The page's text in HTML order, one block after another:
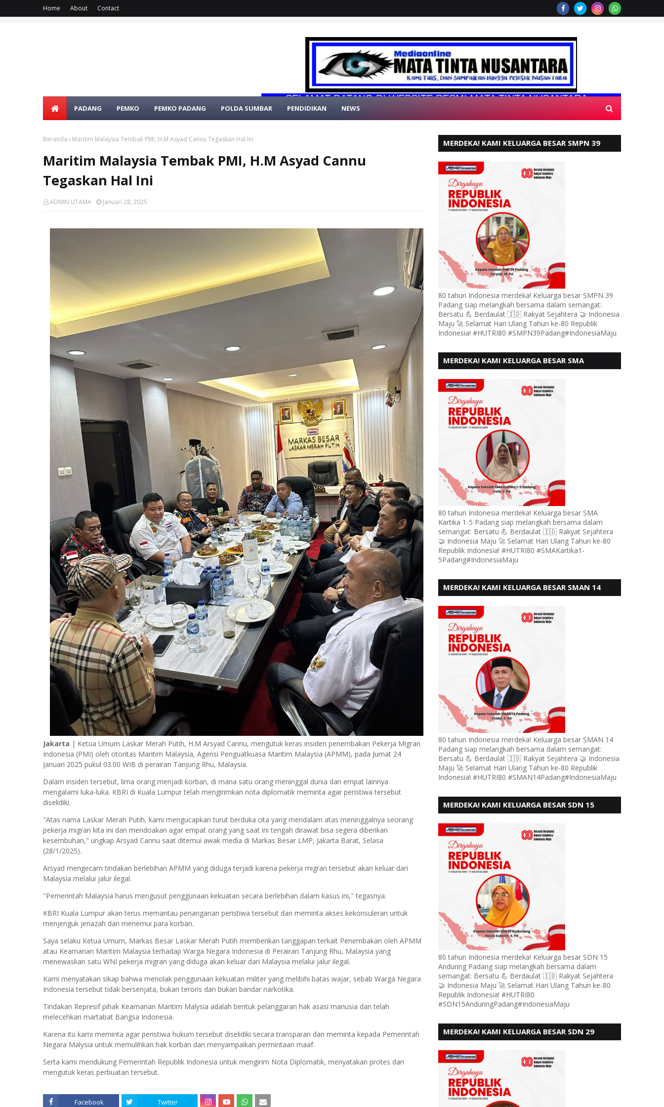
Home About Contact
SELAMAT DATANG DI WEBSITE RESMI MATA TINTA NUSANTARA
PADANG PEMKO PEMKO PADANG POLDA SUMBAR PENDIDIKAN NEWS
Beranda Maritim Malaysia Tembak PMI, H.M Asyad Cannu Tegaskan Hal Ini
Maritim Malaysia Tembak PMI, H.M Asyad Cannu
Tegaskan Hal Ini
ADMIN UTAMA Januari 28, 2025
Jakarta | Ketua Umum Laskar Merah Putih, H.M Arsyad Cannu, mengutuk keras insiden penembakan Pekerja Migran
Indonesia (PMI) oleh otoritas Maritim Malaysia, Agensi Penguatkuasa Maritim Malaysia (APMM), pada Jumat 24
Januari 2025 pukul 03.00 WIB di perairan Tanjung Rhu, Malaysia.
Dalam insiden tersebut, lima orang menjadi korban, di mana satu orang meninggal dunia dan empat lainnya
mengalami luka-luka. KBRI di Kuala Lumpur telah mengirimkan nota diplomatik meminta agar peristiwa tersebut
diselidiki.
"Atas nama Laskar Merah Putih, kami mengucapkan turut berduka cita yang mendalam atas meninggalnya seorang
pekerja migran kita ini dan mendoakan agar empat orang yang saat ini tengah dirawat bisa segera diberikan
kesembuhan," ungkap Arsyad Cannu saat ditemui awak media di Markas Besar LMP, Jakarta Barat, Selasa
(28/1/2025).
Arsyad mengecam tindakan berlebihan APMM yang diduga terjadi karena pekerja migran tersebut akan keluar dari
Malaysia melalui jalur ilegal.
"Pemerintah Malaysia harus mengusut penggunaan kekuatan secara berlebihan dalam kasus ini," tegasnya.
KBRI Kuala Lumpur akan terus memantau penanganan peristiwa tersebut dan meminta akses kekonsuleran untuk
menjenguk jenazah dan menemui para korban.
Saya selaku Ketua Umum, Markas Besar Laskar Merah Putih memberikan tanggapan terkait Penembakan oleh APMM
atau Keamanan Maritim Malaysia terhadap Warga Negara Indonesia di Perairan Tanjung Rhu, Malaysia yang
menewaskan satu WNI pekerja migran yang diduga akan keluar dari Malaysia melalui jalur ilegal.
Kami menyatakan sikap bahwa menolak penggunaan kekuatan militer yang melibihi batas wajar, sebab Warga Negara
Indonesia tersebut tidak bersenjata, bukan teroris dan bukan bandar narkotika.
Tindakan Represif pihak Keamanan Maritim Malysia adalah bentuk pelanggaran hak asasi manusia dan telah
melecehkan martabat Bangsa Indonesia.
Karena itu kami meminta agar peristiwa hukum tersebut diselidiki secara transparan dan meminta kepada Pemerintah
Negara Malysia untuk memulihkan hak korban dan menyampaikan permintaan maaf.
Serta kami mendukung Pemerintah Republik Indonesia untuk mengirim Nota Diplomatik, menyatakan protes dan
mengutuk keras perbuatan tersebut.
Facebook Twitter
MERDEKA! KAMI KELUARGA BESAR SMPN 39
80 tahun Indonesia merdeka! Keluarga besar SMPN 39
Padang siap melangkah bersama dalam semangat:
Bersatu 💪 Berdaulat 🇮🇩 Rakyat Sejahtera 🤝 Indonesia
Maju 🚀 Selamat Hari Ulang Tahun ke-80 Republik
Indonesia! #HUTRI80 #SMPN39Padang#IndonesiaMaju
MERDEKA! KAMI KELUARGA BESAR SMA
KE - 80, MOTO" BERSATU BERD
80 tahun Indonesia merdeka! Keluarga besar SMA
Kartika 1-5 Padang siap melangkah bersama dalam
semangat: Bersatu 💪 Berdaulat 🇮🇩 Rakyat Sejahtera
🤝 Indonesia Maju 🚀 Selamat Hari Ulang Tahun ke-80
Republik Indonesia! #HUTRI80 #SMAKartika1-
5Padang#IndonesiaMaju
MERDEKA! KAMI KELUARGA BESAR SMAN 14
80 tahun Indonesia merdeka! Keluarga besar SMAN 14
Padang siap melangkah bersama dalam semangat:
Bersatu 💪 Berdaulat 🇮🇩 Rakyat Sejahtera 🤝 Indonesia
Maju 🚀 Selamat Hari Ulang Tahun ke-80 Republik
Indonesia! #HUTRI80 #SMAN14Padang#IndonesiaMaju
MERDEKA! KAMI KELUARGA BESAR SDN 15
- 80
80 tahun Indonesia merdeka! Keluarga besar SDN 15
Anduring Padang siap melangkah bersama dalam
semangat: Bersatu 💪 Berdaulat 🇮🇩 Rakyat Sejahtera
🤝 Indonesia Maju 🚀 Selamat Hari Ulang Tahun ke-80
Republik Indonesia! #HUTRI80
#SDN15AnduringPadang#IndonesiaMaju
MERDEKA! KAMI KELUARGA BESAR SDN 29
MENGUCAPKAN HUT RI KE - 80